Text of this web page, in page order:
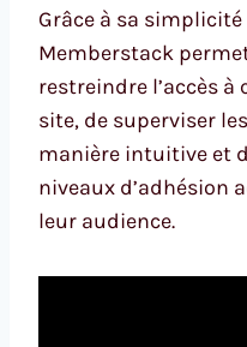
Grâce à sa
Memberstack
restreindre l’accès
site, de superviser
manière intuitive et
niveaux d’adhésion
leur audience.